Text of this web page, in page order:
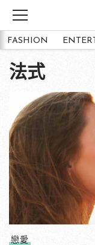
FASHION
法式
戀愛